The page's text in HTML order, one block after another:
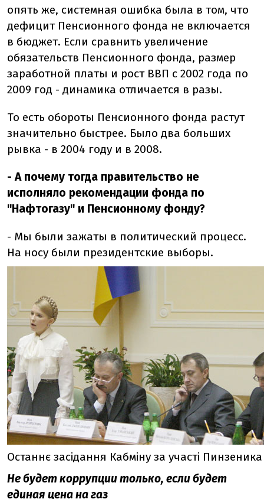
опять же, системная ошибка была в том, что
дефицит Пенсионного фонда не включается
в бюджет. Если сравнить увеличение
обязательств Пенсионного фонда, размер
заработной платы и рост ВВП с 2002 года по
2009 год - динамика отличается в разы.
То есть обороты Пенсионного фонда растут
значительно быстрее. Было два больших
рывка - в 2004 году и в 2008.
- А почему тогда правительство не
исполняло рекомендации фонда по
"Нафтогазу" и Пенсионному фонду?
- Мы были зажаты в политический процесс.
На носу были президентские выборы.
Останнє засідання Кабміну за участі
Не будет коррупции только, если будет
единая цена на газ